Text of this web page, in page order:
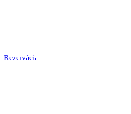
Rezervácia